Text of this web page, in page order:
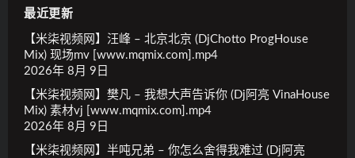
最近更新
【米柒视频网】汪峰 – 北京北京 (DjChotto ProgHouse
Mix) 现场mv [www.mqmix.com].mp4
2026年 8月 9日
【米柒视频网】樊凡 – 我想大声告诉你 (Dj阿亮 VinaHouse
Mix) 素材vj [www.mqmix.com].mp4
2026年 8月 9日
【米柒视频网】半吨兄弟 – 你怎么舍得我难过 (Dj阿亮